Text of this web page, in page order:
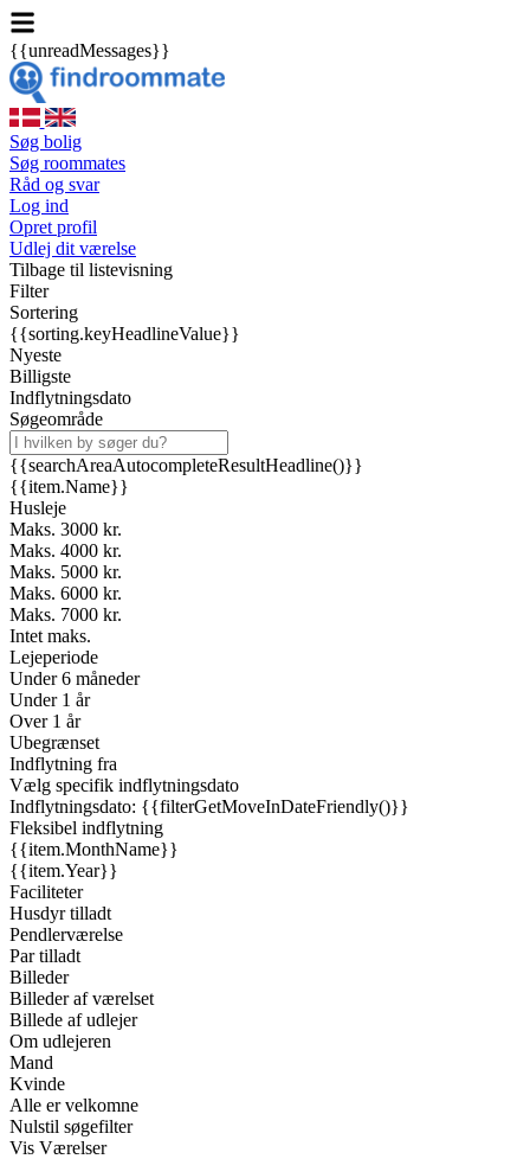
{{unreadMessages}}
Søg bolig
Søg roommates
Råd og svar
Log ind
Opret profil
Udlej dit værelse
Tilbage til listevisning
Filter
Sortering
{{sorting.keyHeadlineValue}}
Nyeste
Billigste
Indflytningsdato
Søgeområde
{{searchAreaAutocompleteResultHeadline()}}
{{item.Name}}
Husleje
Maks. 3000 kr.
Maks. 4000 kr.
Maks. 5000 kr.
Maks. 6000 kr.
Maks. 7000 kr.
Intet maks.
Lejeperiode
Under 6 måneder
Under 1 år
Over 1 år
Ubegrænset
Indflytning fra
Vælg specifik indflytningsdato
Indflytningsdato: {{filterGetMoveInDateFriendly()}}
Fleksibel indflytning
{{item.MonthName}}
{{item.Year}}
Faciliteter
Husdyr tilladt
Pendlerværelse
Par tilladt
Billeder
Billeder af værelset
Billede af udlejer
Om udlejeren
Mand
Kvinde
Alle er velkomne
Nulstil søgefilter
Vis Værelser